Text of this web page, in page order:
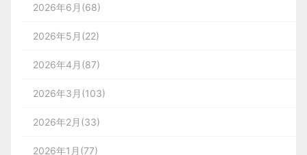
2026年6月(68)
2026年5月(22)
2026年4月(87)
2026年3月(103)
2026年2月(33)
2026年1月(77)